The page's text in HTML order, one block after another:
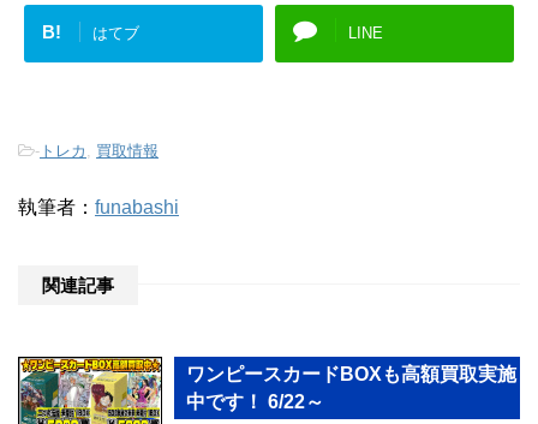
B! はてブ LINE
- トレカ 買取情報
執筆者： funabashi
関連記事
ワンピースカードBOXも高額買取実施
中です！ 6/22～